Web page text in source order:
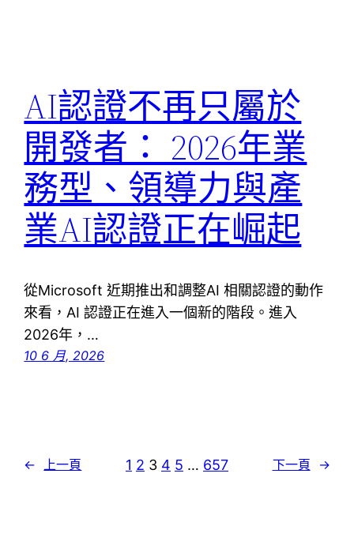
AI認證不再只屬於
開發者： 2026年業
務型、領導力與產
業AI認證正在崛起
從Microsoft 近期推出和調整AI 相關認證的動作
來看，AI 認證正在進入一個新的階段。進入
2026年，…
10 6 月, 2026
← 上一頁 1 2 3 4 5 … 657 下一頁 →